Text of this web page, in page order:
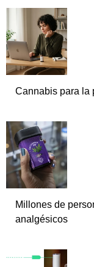
Cannabis para la
Millones de
analgésicos